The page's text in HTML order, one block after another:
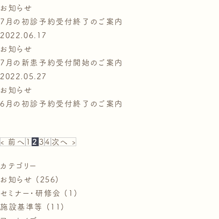
お知らせ
7月の初診予約受付終了のご案内
2022.06.17
お知らせ
7月の新患予約受付開始のご案内
2022.05.27
お知らせ
6月の初診予約受付終了のご案内
‹ 前へ 1 2 3 4 次へ ›
カテゴリー
お知らせ (256)
セミナー・研修会 (1)
施設基準等 (11)